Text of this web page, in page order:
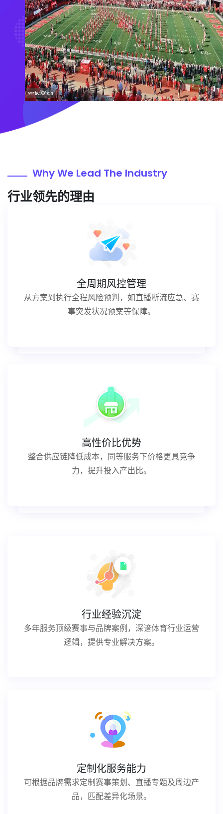
Why We Lead The Industry
行业领先的理由
全周期风控管理
从方案到执行全程风险预判，如直播断流应急、赛
事突发状况预案等保障。
高性价比优势
整合供应链降低成本，同等服务下价格更具竞争
力，提升投入产出比。
行业经验沉淀
多年服务顶级赛事与品牌案例，深谙体育行业运营
逻辑，提供专业解决方案。
定制化服务能力
可根据品牌需求定制赛事策划、直播专题及周边产
品，匹配差异化场景。